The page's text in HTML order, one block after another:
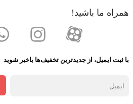
همراه ما باشید!
با ثبت ایمیل، از جدید‌ترین تخفیف‌ها با‌خبر شوید